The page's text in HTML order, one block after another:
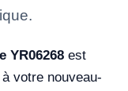
YR06268 est
votre nouveau-